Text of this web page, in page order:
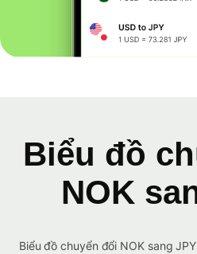
Biểu đồ
NOK
Biểu đồ chuyển đổi NOK sang